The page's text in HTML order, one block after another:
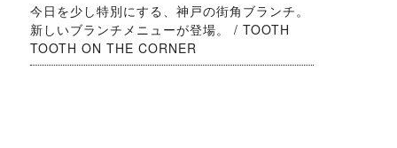
今日を少し特別にする、神戸の街角ブランチ。
新しいブランチメニューが登場。 / TOOTH
TOOTH ON THE CORNER